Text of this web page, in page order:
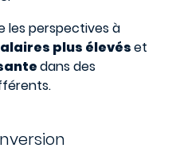
les perspectives à
plus élevéset
dans des